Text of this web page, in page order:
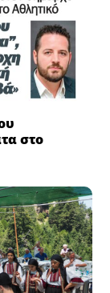
στο